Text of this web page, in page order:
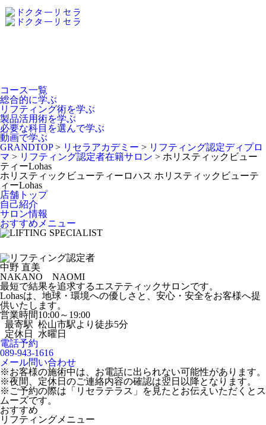
Dr.Recella Academy
について
コース一覧
総合的に学ぶ
リフティング術を学ぶ
製品活用術を学ぶ
必要な科目を選んで学ぶ
動画で学ぶ
GRANDTOP> リセラアカデミー > リフティング認定ディプロ
マ > リフティング認定者在籍サロン > ホリスティックビュー
ティーLohas
ホリスティックビューティーロハス ホリスティックビューテ
ィーLohas
店舗トップ
自己紹介
サロン情報
おすすめメニュー
中野 直美
NAKANO NAOMI
最短で結果を追求するエステティックサロンです。
Lohasは、地球・環境への優しさと、安心・安全をお客様へ提
供いたします。
営業時間10:00～19:00
最寄駅 松山市駅より徒歩5分
定休日
水曜日
電話予約
089-943-1616
メール問い合わせ
※お客様の施術中は、お電話に出られない可能性があります。
※夜間、定休日のご連絡内容の確認は翌日以降となります。
※ご予約の際は「リセラテラス」を見たとお伝えいただくとス
ムーズです。
おすすめ
リフティングメニュー